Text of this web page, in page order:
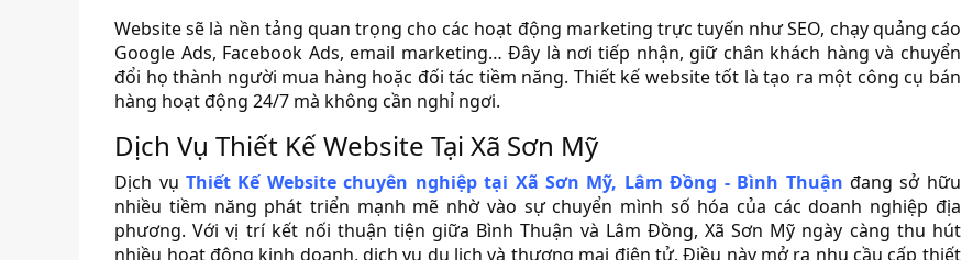
Website sẽ là nền tảng quan trọng cho các hoạt động marketing trực tuyến như SEO, chạy quảng cáo
Google Ads, Facebook Ads, email marketing… Đây là nơi tiếp nhận, giữ chân khách hàng và chuyển
đổi họ thành người mua hàng hoặc đối tác tiềm năng. Thiết kế website tốt là tạo ra một công cụ bán
hàng hoạt động 24/7 mà không cần nghỉ ngơi.
Dịch Vụ Thiết Kế Website Tại Xã Sơn Mỹ
Dịch vụThiết Kế Website chuyên nghiệp tại Xã Sơn Mỹ, Lâm Đồng - Bình Thuận đang sở hữu
nhiều tiềm năng phát triển mạnh mẽ nhờ vào sự chuyển mình số hóa của các doanh nghiệp địa
phương. Với vị trí kết nối thuận tiện giữa Bình Thuận và Lâm Đồng, Xã Sơn Mỹ ngày càng thu hút
nhiều hoạt động kinh doanh, dịch vụ du lịch và thương mại điện tử. Điều này mở ra nhu cầu cấp thiết